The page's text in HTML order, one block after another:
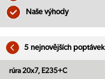
Naše výhody
5 nejnovějších poptávek
rúra 20x7, E235+C